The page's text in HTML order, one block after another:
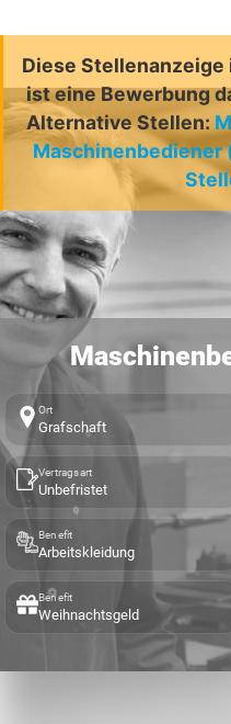
Diese
ist eine Bewerbung
Alternative Stellen:
Maschinenbediener
Ort
Grafschaft
Vertragsart
Unbefristet
Benefit
Arbeitskleidung
Benefit
Weihnachtsgeld